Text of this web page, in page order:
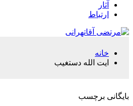
آثار
ارتباط
خانه
ایت الله دستغیب
بایگانی برچسب